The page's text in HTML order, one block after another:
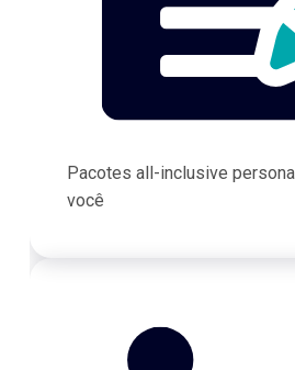
Pacotes all-inclusive
você